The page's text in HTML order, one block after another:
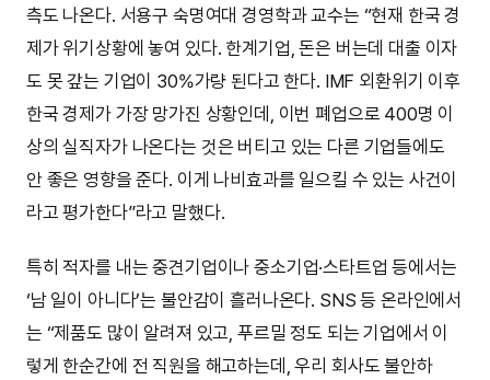
측도 나온다. 서용구 숙명여대 경영학과 교수는 “현재 한국 경
제가 위기상황에 놓여 있다. 한계기업, 돈은 버는데 대출 이자
도 못 갚는 기업이 30%가량 된다고 한다. IMF 외환위기 이후
한국 경제가 가장 망가진 상황인데, 이번 폐업으로 400명 이
상의 실직자가 나온다는 것은 버티고 있는 다른 기업들에도
안 좋은 영향을 준다. 이게 나비효과를 일으킬 수 있는 사건이
라고 평가한다”라고 말했다.
특히 적자를 내는 중견기업이나 중소기업·스타트업 등에서는
‘남 일이 아니다’는 불안감이 흘러나온다. SNS 등 온라인에서
는 “제품도 많이 알려져 있고, 푸르밀 정도 되는 기업에서 이
렇게 한순간에 전 직원을 해고하는데, 우리 회사도 불안하